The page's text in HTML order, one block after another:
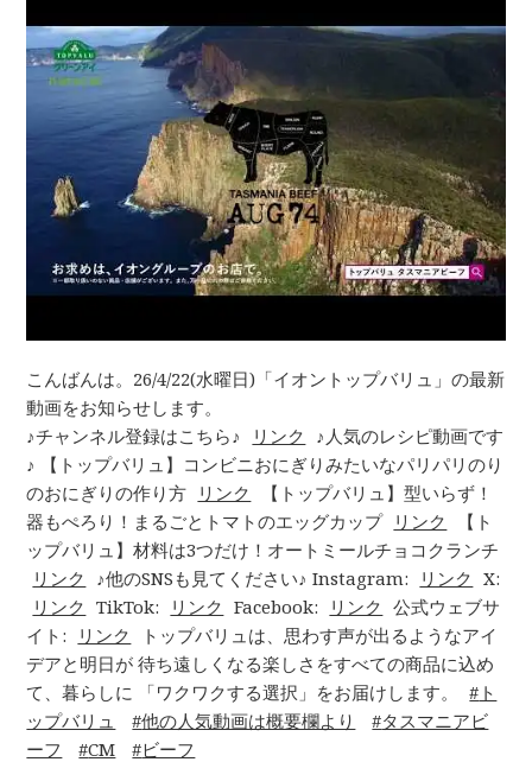
こんばんは。26/4/22(水曜日)「イオントップバリュ」の最新
動画をお知らせします。
♪チャンネル登録はこちら♪
リンク ♪人気のレシピ動画です
♪ 【トップバリュ】コンビニおにぎりみたいなパリパリのり
のおにぎりの作り方 リンク
【トップバリュ】型いらず！
器もぺろり！まるごとトマトのエッグカップ リンク
【ト
ップバリュ】材料は3つだけ！オートミールチョコクランチ
リンク ♪他のSNSも見てください♪ Instagram: リンク X:
リンク TikTok: リンク Facebook: リンク 公式ウェブサ
イト:
リンク
トップバリュは、思わす声が出るようなアイ
デアと明日が 待ち遠しくなる楽しさをすべての商品に込め
て、暮らしに 「ワクワクする選択」をお届けします。
ト
ップバリュ
他の人気動画は概要欄より
タスマニアビ
ーフ
CM ビーフ